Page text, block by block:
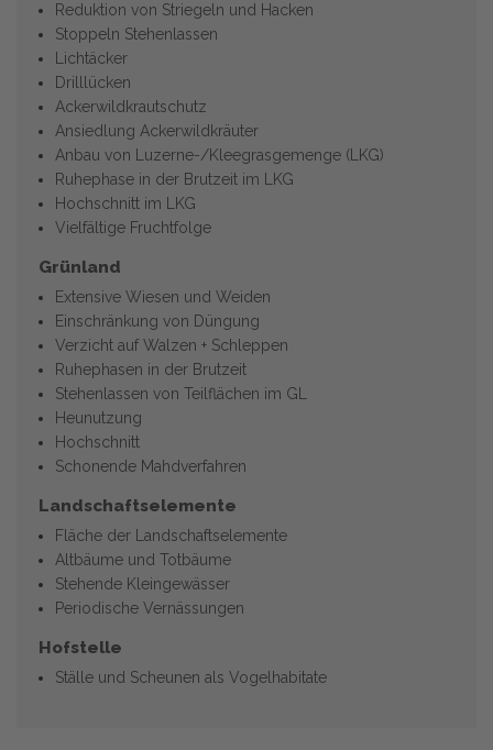
Reduktion von Striegeln und Hacken
Stoppeln Stehenlassen
Lichtäcker
Drilllücken
Ackerwildkrautschutz
Ansiedlung Ackerwildkräuter
Anbau von Luzerne-/Kleegrasgemenge (LKG)
Ruhephase in der Brutzeit im LKG
Hochschnitt im LKG
Vielfältige Fruchtfolge
Grünland
Extensive Wiesen und Weiden
Einschränkung von Düngung
Verzicht auf Walzen + Schleppen
Ruhephasen in der Brutzeit
Stehenlassen von Teilflächen im GL
Heunutzung
Hochschnitt
Schonende Mahdverfahren
Landschaftselemente
Fläche der Landschaftselemente
Altbäume und Totbäume
Stehende Kleingewässer
Periodische Vernässungen
Hofstelle
Ställe und Scheunen als Vogelhabitate